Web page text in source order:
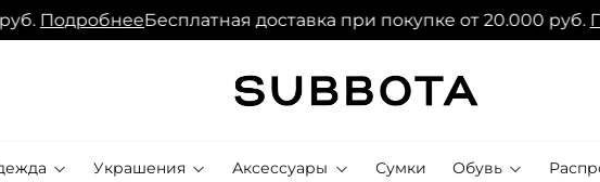
Бесплатная доставка при покупке от 20.000 руб.
Украшения Аксессуары Сумки Обувь